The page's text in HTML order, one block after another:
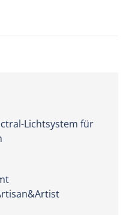
Lichtsystem für